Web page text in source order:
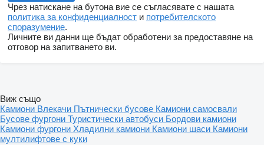
Чрез натискане на бутона вие се съгласявате с нашата
политика за конфиденциалност и потребителското
споразумение.
Личните ви данни ще бъдат обработени за предоставяне на
отговор на запитването ви.
Виж също
Камиони Влекачи Пътнически бусове Камиони самосвали
Бусове фургони Туристически автобуси Бордови камиони
Камиони фургони Хладилни камиони Камиони шаси Камиони
мултилифтове с куки